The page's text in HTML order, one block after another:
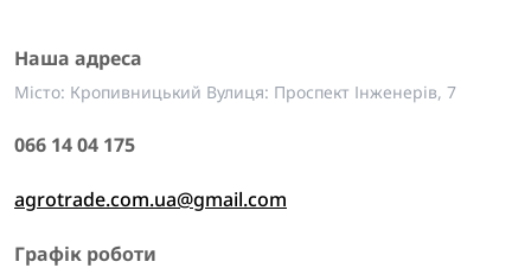
Наша адреса
Місто: Кропивницький Вулиця: Проспект Інженерів, 7
066 14 04 175
agrotrade.com.ua@gmail.com
Графік роботи